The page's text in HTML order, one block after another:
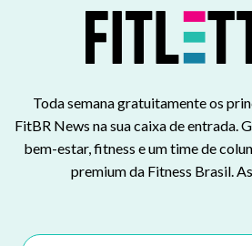
Toda semana gratuitamente os
FitBR News na sua caixa de entrada.
bem-estar, fitness e um time de
premium da Fitness Brasil.